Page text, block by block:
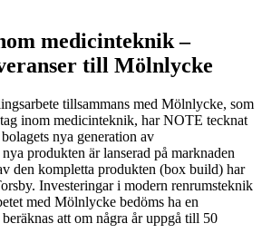
medicinteknik –
till Mölnlycke
tillsammans med Mölnlycke, som
inom medicinteknik, har NOTE tecknat
nya generation av
produkten är lanserad på marknaden
den kompletta produkten (box build) har
Investeringar i modern renrumsteknik
med Mölnlycke bedöms ha en
att om några år uppgå till 50